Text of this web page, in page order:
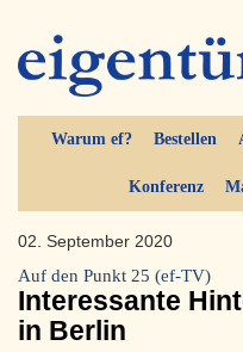
Warum ef? Bestellen
Konferenz
02. September 2020
Auf den Punkt 25 (ef-TV)
Interessante
in Berlin